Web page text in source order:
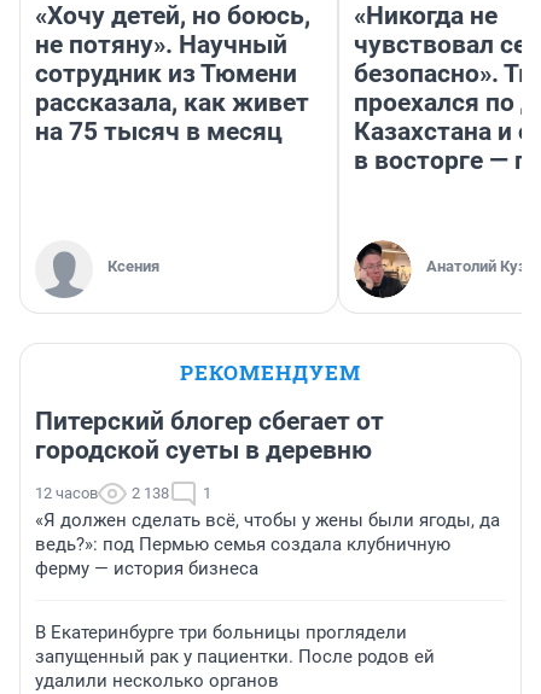
«Хочу детей, но боюсь,
не потяну». Научный
сотрудник из Тюмени
рассказала, как живет
на 75 тысяч в месяц
Ксения
«Никогда не
чувствовал
безопасно».
проехался по
Казахстана и
в восторге —
Анатолий
РЕКОМЕНДУЕМ
Питерский блогер сбегает от
городской суеты в деревню
12 часов 2 138 1
«Я должен сделать всё, чтобы у жены были ягоды, да
ведь?»: под Пермью семья создала клубничную
ферму — история бизнеса
В Екатеринбурге три больницы проглядели
запущенный рак у пациентки. После родов ей
удалили несколько органов